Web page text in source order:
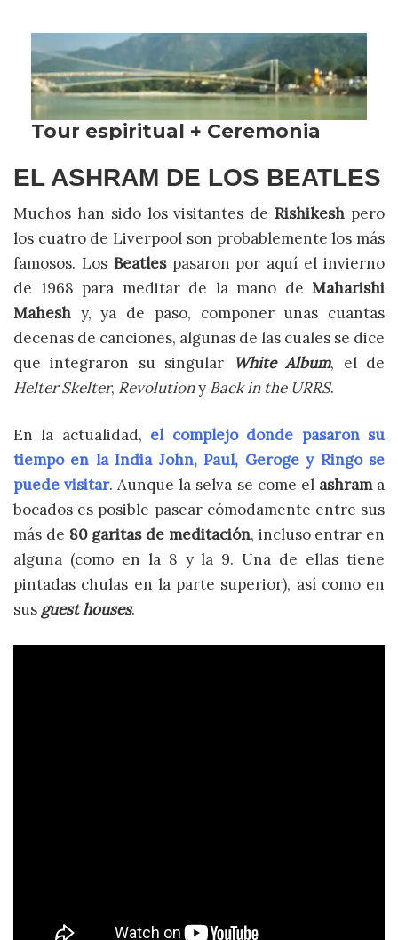
EL ASHRAM DE LOS BEATLES
Muchos han sido los visitantes deRishikesh pero
los cuatro de Liverpool son probablemente los más
famosos. Los Beatles pasaron por aquí el invierno
de 1968 para meditar de la mano de Maharishi
Mahesh y, ya de paso, componer unas cuantas
decenas de canciones, algunas de las cuales se dice
que integraron su singular
White Album, el de
Helter Skelter, Revolutiony Back in the URRS.
En la actualidad, el complejo donde pasaron su
tiempo en la India John, Paul, Geroge y Ringo se
puede visitar. Aunque la selva se come el ashrama
bocados es posible pasear cómodamente entre sus
más de 80 garitas de meditación, incluso entrar en
alguna (como en la 8 y la 9. Una de ellas tiene
pintadas chulas en la parte superior), así como en
sus guest houses.